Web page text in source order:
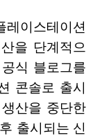
이스테이션
을 단계적으
식 블로그를
콘솔로 출시
산을 중단한
출시되는 신